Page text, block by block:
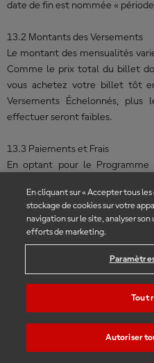
date de fin est nommée «
13.2 Montants des Versements
Le montant des mensualités
Comme le prix total du billet
vous achetez votre billet tôt
Versements Échelonnés, plus
effectuer seront faibles.
13.3 Paiements et Frais
En optant pour le Programme
place un virement régulier
carte de crédit du client à d’un
Les paiements mensuels
montant entre la date de début
de la carte de crédit fournie par
Le premier versement est
l’achat.
Les frais de financement du
montant total de la
En cliquant sur « Accepter tous
stockage de cookies sur votre
navigation sur le site, analyser
efforts de marketing.
Tout
Autoriser